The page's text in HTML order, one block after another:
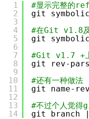
1
2
3
4
5
6
7
8
9
10
11
12
13
14
#显示完整的
git
#在Git v1.8及
git
#Git v1.7 +上
git rev-
#还有一种做法
git name-
#不过个人觉
git branch